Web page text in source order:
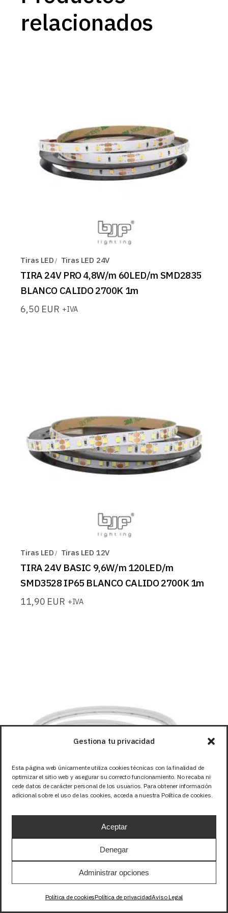
Gestiona tu privacidad
Esta página web únicamente utiliza cookies técnicas con la finalidad de
optimizar el sitio web y asegurar su correcto funcionamiento. No recaba ni
cede datos de carácter personal de los usuarios. Para obtener información
adicional sobre el uso de las cookies, acceda a nuestra Política de cookies.
Aceptar
Denegar
Administrar opciones
Política de cookiesPolítica de privacidadAviso Legal
relacionados
Tiras LED Tiras LED 24V
TIRA 24V PRO 4,8W/m 60LED/m SMD2835
BLANCO CALIDO 2700K 1m
6,50 EUR +IVA
Tiras LED Tiras LED 12V
TIRA 24V BASIC 9,6W/m 120LED/m
SMD3528 IP65 BLANCO CALIDO 2700K 1m
11,90 EUR +IVA
Tiras LED
TIRA 12V NEON FLEX 10W/m 108LED/m
19,88EUR +IVA